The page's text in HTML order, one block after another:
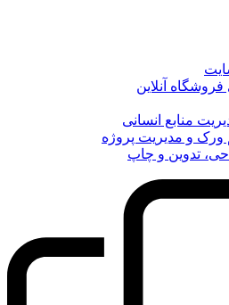
فروشگاه آنلاین
منابع انسانی
ورک و مدیریت پروژه
تدوین و چاپ